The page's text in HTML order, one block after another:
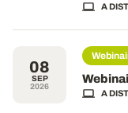
A
08
SEP
2026
A